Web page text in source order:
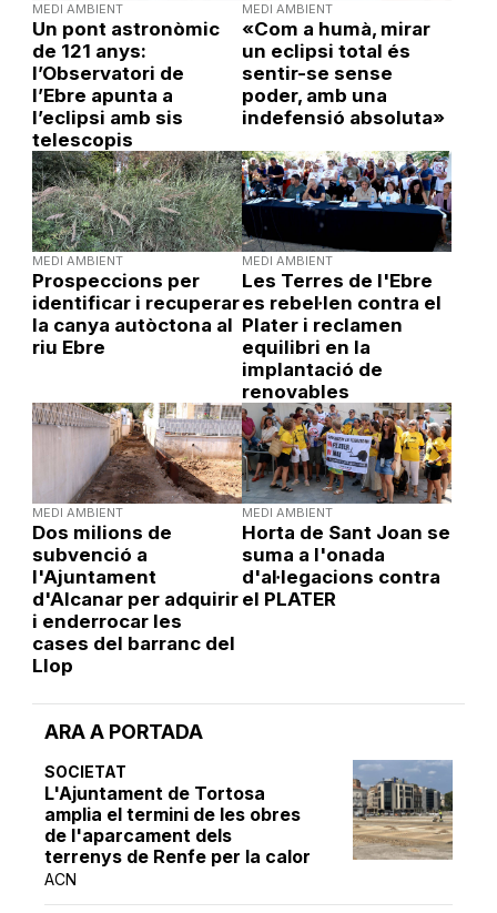
ARA A PORTADA
SOCIETAT
L'Ajuntament de Tortosa
amplia el termini de les obres
de l'aparcament dels
terrenys de Renfe per la calor
ACN
MEDI AMBIENT
Un pont astronòmic
de 121 anys:
l’Observatori de
l’Ebre apunta a
l’eclipsi amb sis
telescopis
MEDI AMBIENT
«Com a humà, mirar
un eclipsi total és
sentir-se sense
poder, amb una
indefensió absoluta»
MEDI AMBIENT
Prospeccions per
identificar i recuperar
la canya autòctona al
riu Ebre
MEDI AMBIENT
Les Terres de l'Ebre
es rebel·len contra el
Plater i reclamen
equilibri en la
implantació de
renovables
MEDI AMBIENT
Dos milions de
subvenció a
l'Ajuntament
d'Alcanar per adquirir
i enderrocar les
cases del barranc del
Llop
MEDI AMBIENT
Horta de Sant Joan se
suma a l'onada
d'al·legacions contra
el PLATER